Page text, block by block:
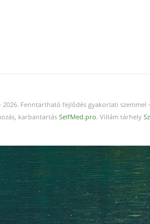
2026. Fenntartható fejlődés gyakorlati
karbantartás SelfMed.pro. Villám tárhely